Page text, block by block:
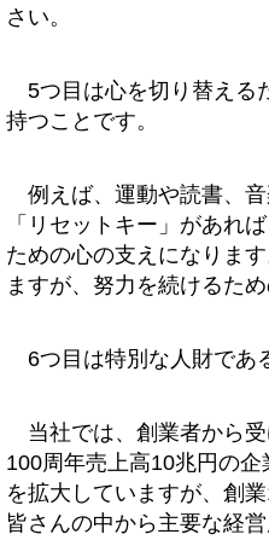
さい。
5つ目は心を切り替える
持つことです。
例えば、運動や読書、
「リセットキー」があれ
ための心の支えになりま
ますが、努力を続けるた
6つ目は特別な人財であ
当社では、創業者から
100周年売上高10兆円の
を拡大していますが、創
皆さんの中から主要な経